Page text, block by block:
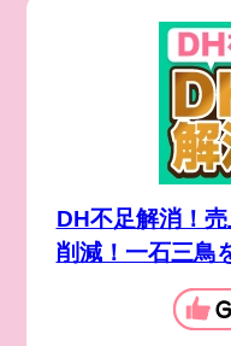
DH不足解消！
削減！一石三鳥